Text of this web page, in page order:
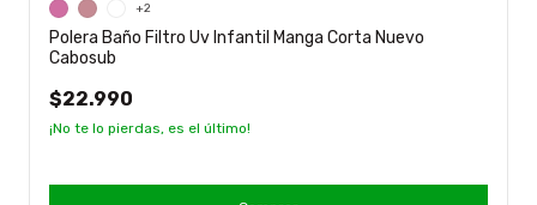
Polera Baño Filtro Uv Infantil Manga Corta Nuevo
Cabosub
$22.990
¡No te lo pierdas, es el último!
+2